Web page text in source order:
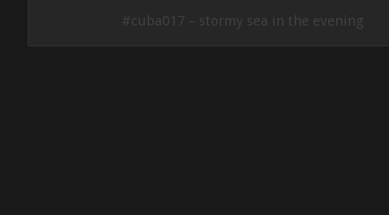
Navigation
#cuba017 – stormy sea in the evening